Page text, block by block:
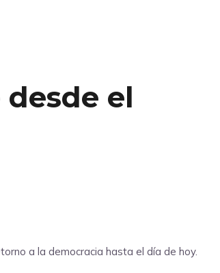
el
a la democracia hasta el día de hoy.